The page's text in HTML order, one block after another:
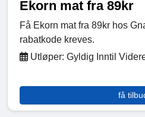
Ekorn mat fra 89kr
Få Ekorn mat fra 89kr hos
rabatkode kreves.
Utløper: Gyldig Inntil
få